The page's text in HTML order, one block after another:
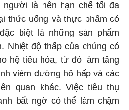
người là nên hạn chế tối đa
thức uống và thực phẩm có
biệt là những sản phẩm
Nhiệt độ thấp của chúng có
hệ tiêu hóa, từ đó làm tăng
viêm đường hô hấp và các
quan khác. Việc tiêu thụ
bất ngờ có thể làm chậm